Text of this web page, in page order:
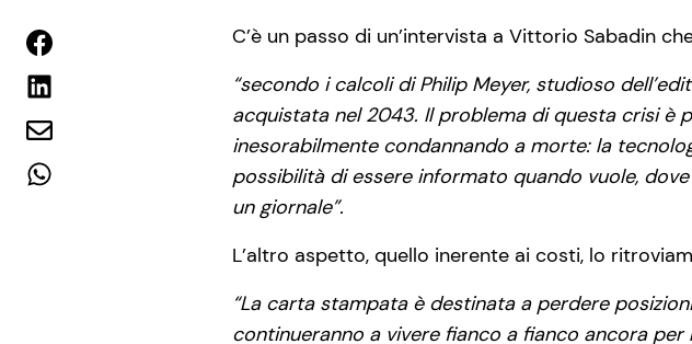
C’è un passo di un’intervista a Vittorio Sabadin
“secondo i calcoli di Philip Meyer, studioso
acquistata nel 2043. Il problema di questa crisi è
inesorabilmente condannando a morte: la
possibilità di essere informato quando vuole,
un giornale”.
L’altro aspetto, quello inerente ai costi, lo
“La carta stampata è destinata a perdere
continueranno a vivere fianco a fianco ancora